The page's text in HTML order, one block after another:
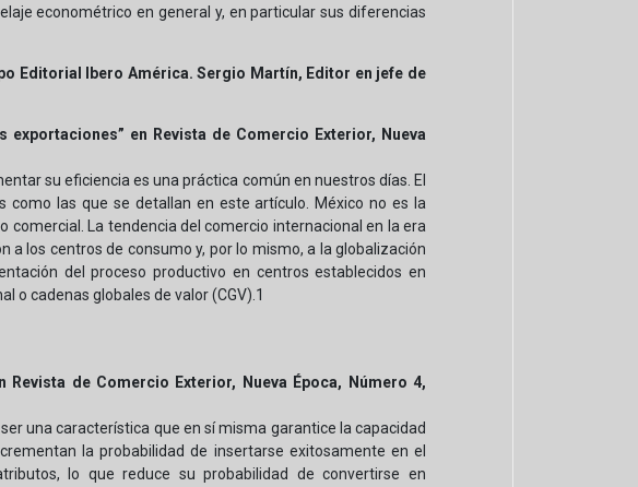
econométrico en general y, en particular sus diferencias
Editorial Ibero América. Sergio Martín, Editor en jefe de
en Revista de Comercio Exterior, Nueva
su eficiencia es una práctica común en nuestros días. El
las que se detallan en este artículo. México no es la
La tendencia del comercio internacional en la era
los centros de consumo y, por lo mismo, a la globalización
del proceso productivo en centros establecidos en
o cadenas globales de valor (CGV).1
de Comercio Exterior, Nueva Época, Número 4,
una característica que en sí misma garantice la capacidad
la probabilidad de insertarse exitosamente en el
lo que reduce su probabilidad de convertirse en